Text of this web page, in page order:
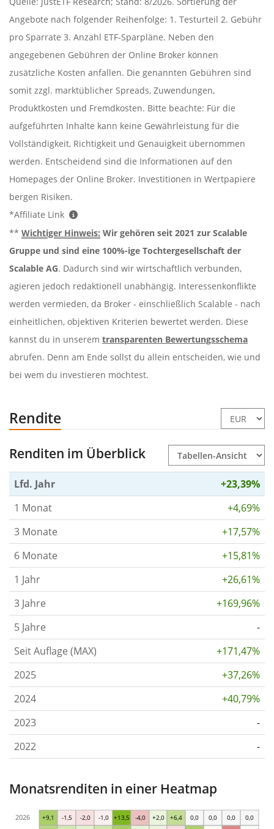
Angebote nach folgender Reihenfolge: 1. Testurteil 2. Gebühr
pro Sparrate 3. Anzahl ETF-Sparpläne. Neben den
angegebenen Gebühren der Online Broker können
zusätzliche Kosten anfallen. Die genannten Gebühren sind
somit zzgl. marktüblicher Spreads, Zuwendungen,
Produktkosten und Fremdkosten. Bitte beachte: Für die
aufgeführten Inhalte kann keine Gewährleistung für die
Vollständigkeit, Richtigkeit und Genauigkeit übernommen
werden. Entscheidend sind die Informationen auf den
Homepages der Online Broker. Investitionen in Wertpapiere
bergen Risiken.
*Affiliate Link
** Wichtiger Hinweis: Wir gehören seit 2021 zur Scalable
Gruppe und sind eine 100%-ige Tochtergesellschaft der
Scalable AG. Dadurch sind wir wirtschaftlich verbunden,
agieren jedoch redaktionell unabhängig. Interessenkonflikte
werden vermieden, da Broker - einschließlich Scalable - nach
einheitlichen, objektiven Kriterien bewertet werden. Diese
kannst du in unserem transparenten Bewertungsschema
abrufen. Denn am Ende sollst du allein entscheiden, wie und
bei wem du investieren möchtest.
Rendite
Renditen im Überblick
Lfd. Jahr
+23,39%
1 Monat
+4,69%
3 Monate
+17,57%
6 Monate
+15,81%
1 Jahr
+26,61%
3 Jahre
+169,96%
5 Jahre
-
Seit Auflage (MAX)
+171,47%
2025
+37,26%
2024
+40,79%
2023
-
2022
-
Monatsrenditen in einer Heatmap
+9,1 -1,5 -2,0 -1,0 +13,5 -4,0 +2,0 +6,4 0,0 0,0 0,0 0,0
2026